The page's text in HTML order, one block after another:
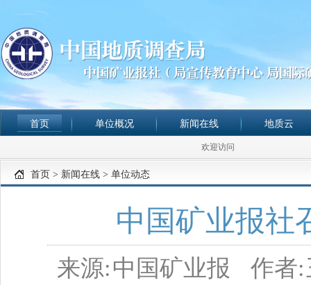
首页
欢迎访问
单位概况 新闻在线 地质云
首页 > 新闻在线 > 单位动态
中国矿业报社
来源:中国矿业报 作者: